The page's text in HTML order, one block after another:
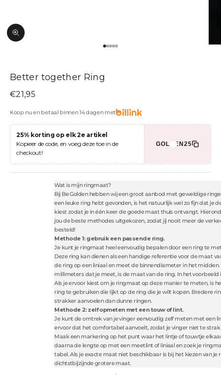
In-/uitzoomen
Naar artikel 1
Naar artikel 2
Naar artikel 3
Naar artikel 4
Naar artikel 5
Better together Ring
Aanbiedingsprijs
€21,95
Koop nu en betaal binnen 14 dagen met
25% korting op elk 2e artikel
Kopieer de code, en voeg deze toe in de
checkout!
GOLDEN25
Wat is mijn ringmaat?
Bij Be Golden hebben wij een groot aanbod met geweldige
een leuke ring hebt gevonden, is het natuurlijk wel zo fijn dat je
kiest zodat je in één keer de goede maat thuis ontvangt.
jou de beste methodes uitgekozen, zodat jij nooit meer de
besteld!
Methode 1: gebruik een passende ring.
Je kunt je ringmaat heel eenvoudig bepalen door een ring te
Deze ring kan dienen als een handige referentie voor de maat
de ring op een liniaal en meet de binnendiameter in het
millimeters dat je meet, is de maat van de ring. In het voorbeeld
Als je ervoor kiest om je ringmaat op deze manier te meten, is
ring te gebruiken die lijkt op de ring die je wilt kopen. Bredere
strakker aanvoelen dan dunne ringen.
Methode 2: zelf opmeten met een touw of lint.
Je kunt de omtrek van je vinger eenvoudig zelf meten met een
ervoor dat het comfortabel aanvoelt, zodat je vinger niet te
Maak een markering op het punt waar het lintje of touwtje
daarna de lengte op met een meetlint of liniaal en zoek je
tabel. Als je exacte maat niet beschikbaar is bij het kiezen van je
dichtstbijzijnde grotere maat.